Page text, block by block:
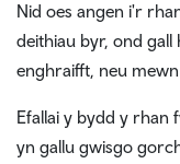
Nid oes angen i'r
deithiau byr, ond
enghraifft, neu
Efallai y bydd y rhan
yn gallu gwisgo